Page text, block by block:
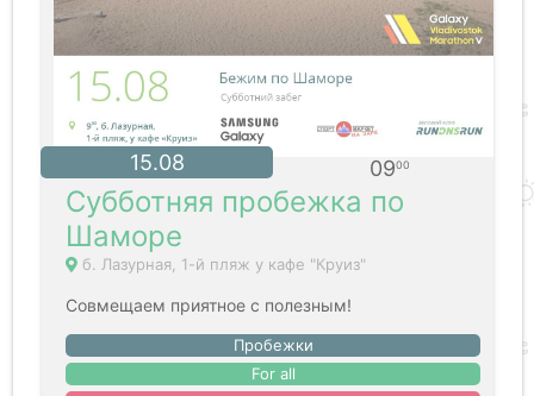
15.08 0900
Субботняя пробежка по
Шаморе
б. Лазурная, 1-й пляж у кафе "Круиз"
Совмещаем приятное с полезным!
Пробежки
For all